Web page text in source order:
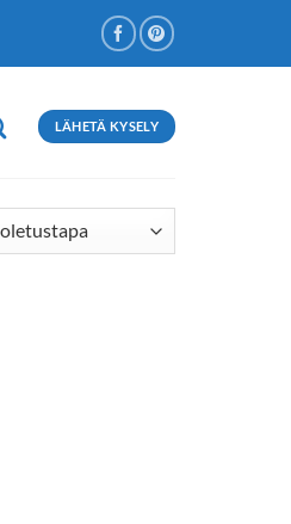
LÄHETÄ KYSELY